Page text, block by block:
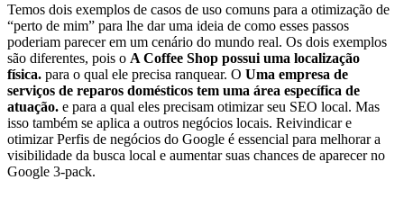
Temos dois exemplos de casos de uso comuns para a otimização de
“perto de mim” para lhe dar uma ideia de como esses passos
poderiam parecer em um cenário do mundo real. Os dois exemplos
são diferentes, pois o A Coffee Shop possui uma localização
física. para o qual ele precisa ranquear. O Uma empresa de
serviços de reparos domésticos tem uma área específica de
atuação. e para a qual eles precisam otimizar seu SEO local. Mas
isso também se aplica a outros negócios locais. Reivindicar e
otimizar Perfis de negócios do Google é essencial para melhorar a
visibilidade da busca local e aumentar suas chances de aparecer no
Google 3-pack.